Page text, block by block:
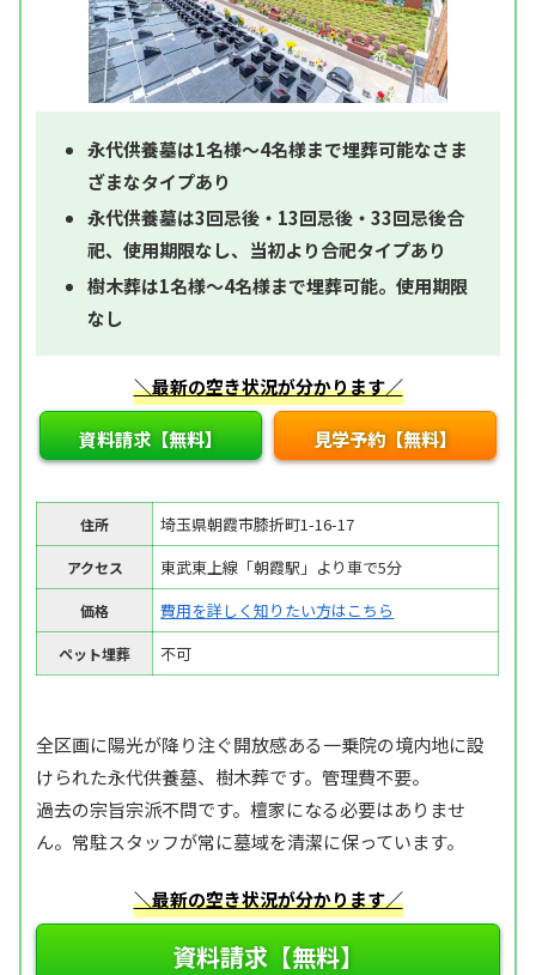
永代供養墓は1名様～4名様まで埋葬可能なさま
ざまなタイプあり
永代供養墓は3回忌後・13回忌後・33回忌後合
祀、使用期限なし、当初より合祀タイプあり
樹木葬は1名様～4名様まで埋葬可能。使用期限
なし
＼最新の空き状況が分かります／
資料請求【無料】 見学予約【無料】
住所 埼玉県朝霞市膝折町1-16-17
アクセス 東武東上線「朝霞駅」より車で5分
価格 費用を詳しく知りたい方はこちら
ペット埋葬 不可
全区画に陽光が降り注ぐ開放感ある一乗院の境内地に設
けられた永代供養墓、樹木葬です。管理費不要。
過去の宗旨宗派不問です。檀家になる必要はありませ
ん。常駐スタッフが常に墓域を清潔に保っています。
＼最新の空き状況が分かります／
資料請求【無料】